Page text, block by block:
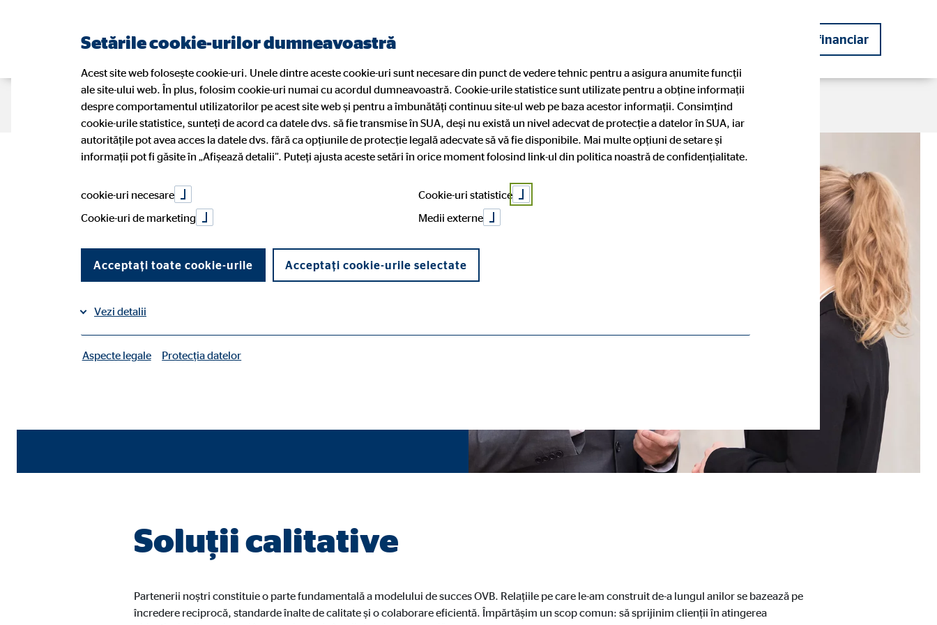
Deveniți consultant financiar
Portret
Povești OVB Noi în Europa Consultanții noștri Partenerii noștri
Istoria companiei
Soluții financiare
Pensie Sănătate Optimizarea bugetului Modelul nostru de consultanță
Blog Service
Consultanții noștri Petiţii
Devino consultant financiar
Avantajele activității de consultant Opțiuni nivel entry Oportunitati de dezvoltare
Povești de succes ale consultanților
Partenerii noștri
nevoi ale clienților.
Soluții calitative
Partenerii noștri constituie o parte fundamentală a modelului de succes OVB. Relațiile pe care le-am construit de-a lungul anilor se bazează pe
încredere reciprocă, standarde înalte de calitate și o colaborare eficientă. Împărtășim un scop comun: să sprijinim clienții în atingerea
Setările cookie-urilor dumneavoastră
Acest site web folosește cookie-uri. Unele dintre aceste cookie-uri sunt necesare din punct de vedere tehnic pentru a asigura anumite funcții
ale site-ului web. În plus, folosim cookie-uri numai cu acordul dumneavoastră. Cookie-urile statistice sunt utilizate pentru a obține informații
despre comportamentul utilizatorilor pe acest site web și pentru a îmbunătăți continuu site-ul web pe baza acestor informații. Consimțind
cookie-urile statistice, sunteți de acord ca datele dvs. să fie transmise în SUA, deși nu există un nivel adecvat de protecție a datelor în SUA, iar
autoritățile pot avea acces la datele dvs. fără ca opțiunile de protecție legală adecvate să vă fie disponibile. Mai multe opțiuni de setare și
informații pot fi găsite în „Afișează detalii”. Puteți ajusta aceste setări în orice moment folosind link-ul din politica noastră de confidențialitate.
cookie-uri necesare
Cookie-uri statistice
Cookie-uri de marketing
Medii externe
Acceptați toate cookie-urile Acceptați cookie-urile selectate
Vezi detalii
Preferințele utilizatorului
Durata cookie-ului: la fiecare accesare
cookie_consent_v2
Aspecte legale Protecția datelor